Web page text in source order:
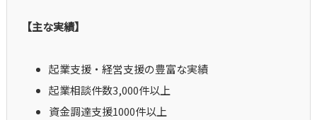
【主な実績】
起業支援・経営支援の豊富な実績
起業相談件数3,000件以上
資金調達支援1000件以上